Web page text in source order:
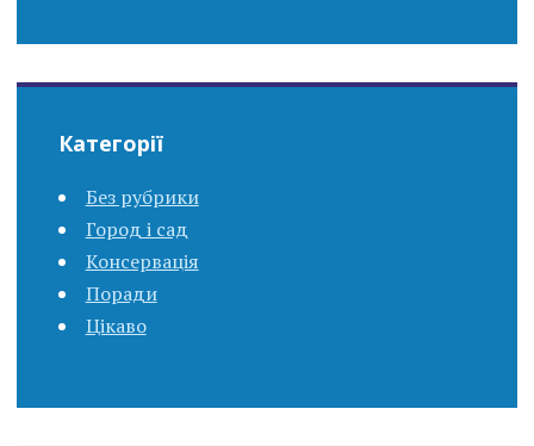
Категорії
Без рубрики
Город і сад
Консервація
Поради
Цікаво